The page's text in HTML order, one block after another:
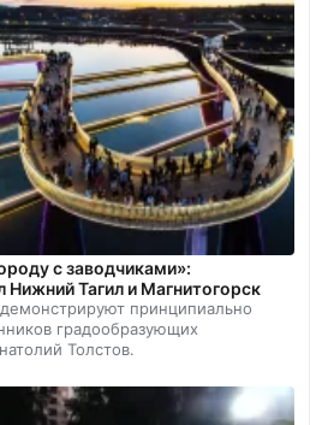
с заводчиками»:
Нижний Тагил и Магнитогорск
принципиально
градообразующих
Толстов.